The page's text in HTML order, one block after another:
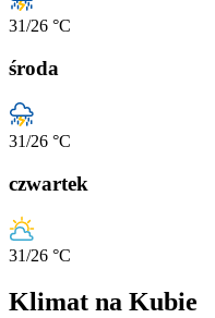
31/26 °C
środa
31/26 °C
czwartek
31/26 °C
Klimat na Kubie